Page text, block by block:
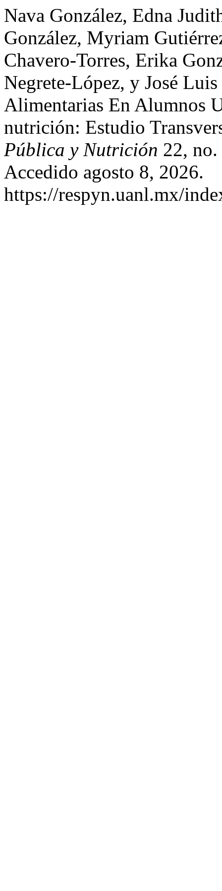
Nava González, Edna
González, Myriam
Chavero-Torres, Erika
Negrete-López, y José
Alimentarias En Alumnos
nutrición: Estudio
Pública y Nutrición 22,
Accedido agosto 8, 2026.
https://respyn.uanl.mx/